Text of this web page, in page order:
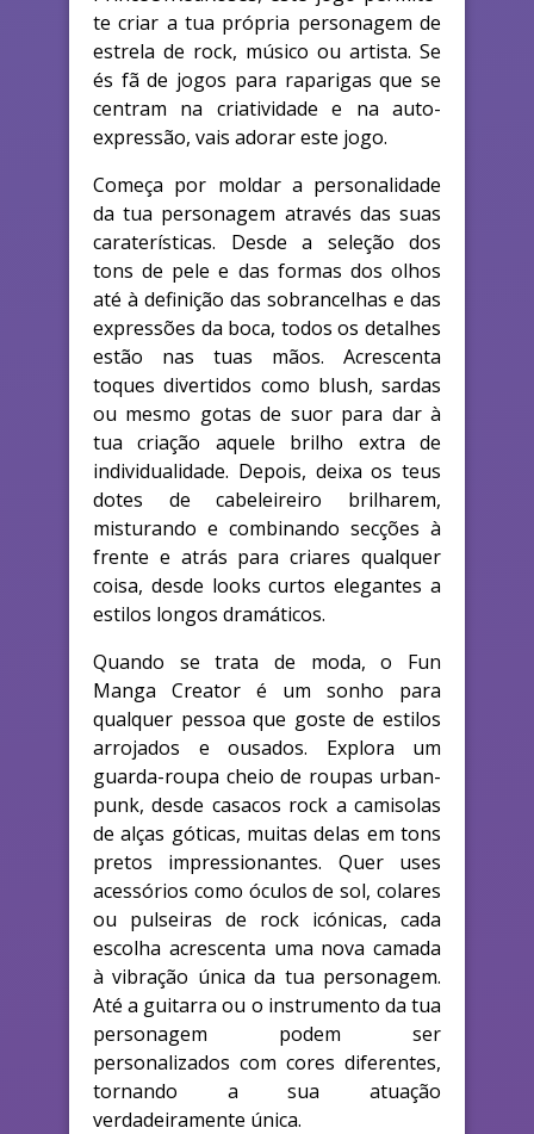
te criar a tua própria personagem de
estrela de rock, músico ou artista. Se
és fã de jogos para raparigas que se
centram na criatividade e na auto-
expressão, vais adorar este jogo.
Começa por moldar a personalidade
da tua personagem através das suas
caraterísticas. Desde a seleção dos
tons de pele e das formas dos olhos
até à definição das sobrancelhas e das
expressões da boca, todos os detalhes
estão nas tuas mãos. Acrescenta
toques divertidos como blush, sardas
ou mesmo gotas de suor para dar à
tua criação aquele brilho extra de
individualidade. Depois, deixa os teus
dotes de cabeleireiro brilharem,
misturando e combinando secções à
frente e atrás para criares qualquer
coisa, desde looks curtos elegantes a
estilos longos dramáticos.
Quando se trata de moda, o Fun
Manga Creator é um sonho para
qualquer pessoa que goste de estilos
arrojados e ousados. Explora um
guarda-roupa cheio de roupas urban-
punk, desde casacos rock a camisolas
de alças góticas, muitas delas em tons
pretos impressionantes. Quer uses
acessórios como óculos de sol, colares
ou pulseiras de rock icónicas, cada
escolha acrescenta uma nova camada
à vibração única da tua personagem.
Até a guitarra ou o instrumento da tua
personagem podem ser
personalizados com cores diferentes,
tornando a sua atuação
verdadeiramente única.